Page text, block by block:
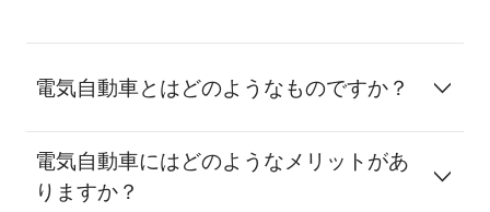
電気自動車とはどのようなものですか？
電気自動車にはどのようなメリットがあ
りますか？